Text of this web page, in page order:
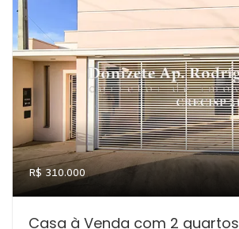
R$ 310.000
Casa à Venda com 2 quartos